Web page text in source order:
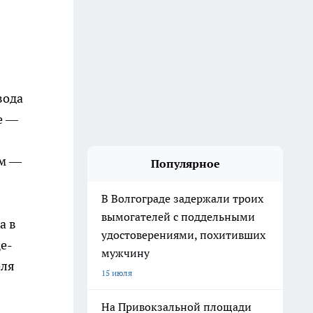
—
—
в
Популярное
В Волгограде задержали троих
вымогателей с поддельными
удостоверениями, похитивших
мужчину
15 июля
На Привокзальной площади